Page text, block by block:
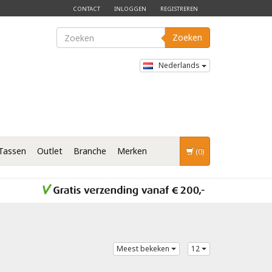
CONTACT INLOGGEN REGISTREREN
Zoeken
Nederlands
Outlet Branche Merken (0)
Meest bekeken 12